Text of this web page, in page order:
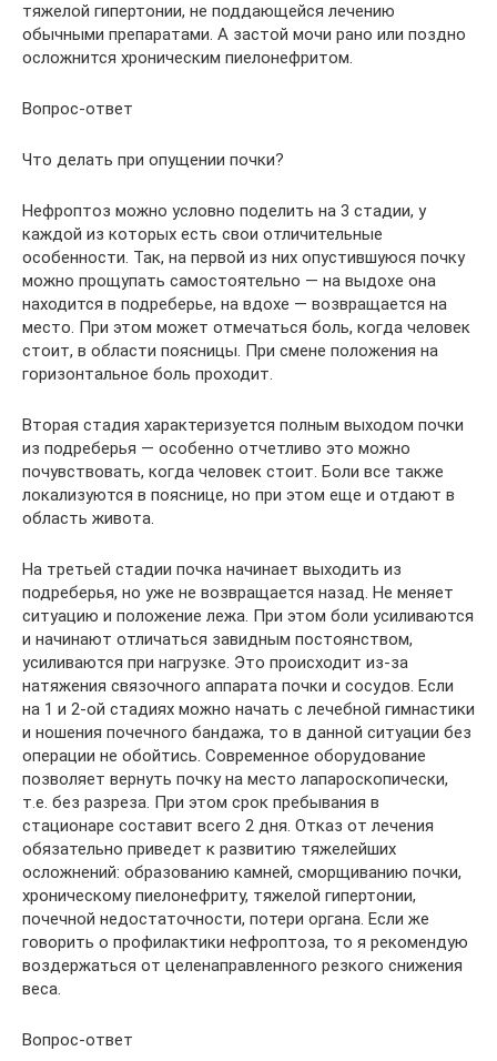
тяжелой гипертонии, не поддающейся лечению
обычными препаратами. А застой мочи рано или поздно
осложнится хроническим пиелонефритом.
Вопрос-ответ
Что делать при опущении почки?
Нефроптоз можно условно поделить на 3 стадии, у
каждой из которых есть свои отличительные
особенности. Так, на первой из них опустившуюся почку
можно прощупать самостоятельно — на выдохе она
находится в подреберье, на вдохе — возвращается на
место. При этом может отмечаться боль, когда человек
стоит, в области поясницы. При смене положения на
горизонтальное боль проходит.
Вторая стадия характеризуется полным выходом почки
из подреберья — особенно отчетливо это можно
почувствовать, когда человек стоит. Боли все также
локализуются в пояснице, но при этом еще и отдают в
область живота.
На третьей стадии почка начинает выходить из
подреберья, но уже не возвращается назад. Не меняет
ситуацию и положение лежа. При этом боли усиливаются
и начинают отличаться завидным постоянством,
усиливаются при нагрузке. Это происходит из-за
натяжения связочного аппарата почки и сосудов. Если
на 1 и 2-ой стадиях можно начать с лечебной гимнастики
и ношения почечного бандажа, то в данной ситуации без
операции не обойтись. Современное оборудование
позволяет вернуть почку на место лапароскопически,
т.е. без разреза. При этом срок пребывания в
стационаре составит всего 2 дня. Отказ от лечения
обязательно приведет к развитию тяжелейших
осложнений: образованию камней, сморщиванию почки,
хроническому пиелонефриту, тяжелой гипертонии,
почечной недостаточности, потери органа. Если же
говорить о профилактики нефроптоза, то я рекомендую
воздержаться от целенаправленного резкого снижения
веса.
Вопрос-ответ